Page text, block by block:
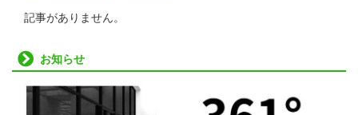
記事がありません。
お知らせ